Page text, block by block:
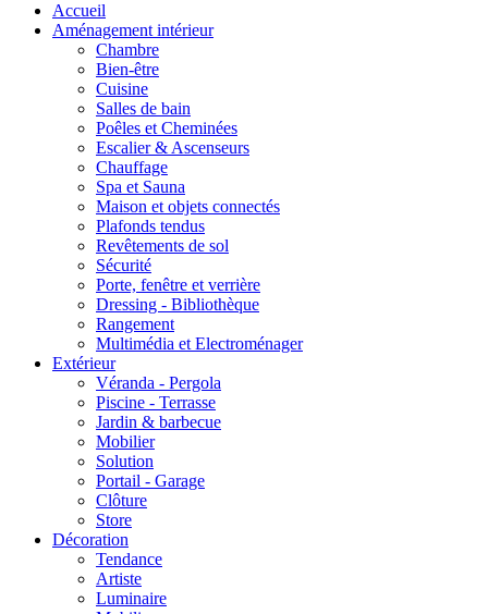
Accueil
Aménagement intérieur
Chambre
Bien-être
Cuisine
Salles de bain
Poêles et Cheminées
Escalier & Ascenseurs
Chauffage
Spa et Sauna
Maison et objets connectés
Plafonds tendus
Revêtements de sol
Sécurité
Porte, fenêtre et verrière
Dressing - Bibliothèque
Rangement
Multimédia et Electroménager
Extérieur
Véranda - Pergola
Piscine - Terrasse
Jardin & barbecue
Mobilier
Solution
Portail - Garage
Clôture
Store
Décoration
Tendance
Artiste
Luminaire